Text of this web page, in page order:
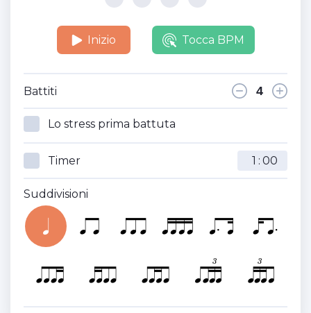
Inizio Tocca BPM
Battiti
Lo stress prima battuta
Timer :
Suddivisioni